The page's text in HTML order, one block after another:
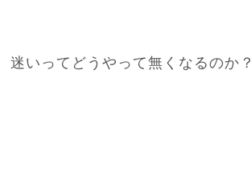
迷いってどうやって無くなるのか？